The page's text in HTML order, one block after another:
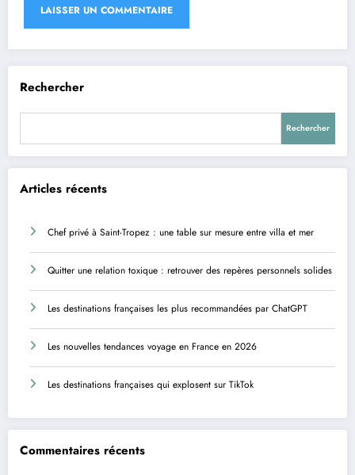
Rechercher
Rechercher
Articles récents
Chef privé à Saint-Tropez : une table sur mesure entre villa et mer
Quitter une relation toxique : retrouver des repères personnels solides
Les destinations françaises les plus recommandées par ChatGPT
Les nouvelles tendances voyage en France en 2026
Les destinations françaises qui explosent sur TikTok
Commentaires récents